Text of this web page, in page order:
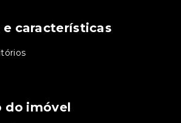
e características
do imóvel